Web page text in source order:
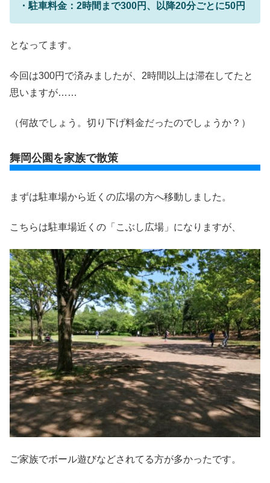
・駐車料金：2時間まで300円、以降20分ごとに50円
となってます。
今回は300円で済みましたが、2時間以上は滞在してたと
思いますが……
（何故でしょう。切り下げ料金だったのでしょうか？）
舞岡公園を家族で散策
まずは駐車場から近くの広場の方へ移動しました。
こちらは駐車場近くの「こぶし広場」になりますが、
ご家族でボール遊びなどされてる方が多かったです。